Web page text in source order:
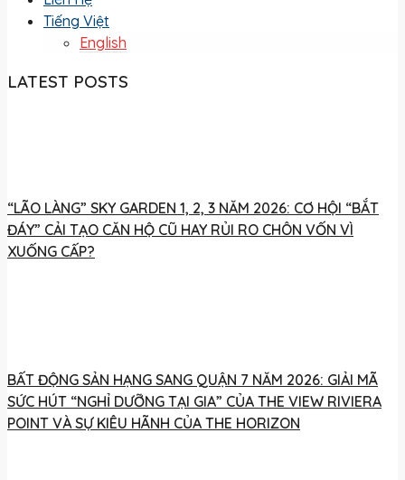
Tiếng Việt
English
LATEST POSTS
“LÃO LÀNG” SKY GARDEN 1, 2, 3 NĂM 2026: CƠ HỘI “BẮT
ĐÁY” CẢI TẠO CĂN HỘ CŨ HAY RỦI RO CHÔN VỐN VÌ
XUỐNG CẤP?
BẤT ĐỘNG SẢN HẠNG SANG QUẬN 7 NĂM 2026: GIẢI MÃ
SỨC HÚT “NGHỈ DƯỠNG TẠI GIA” CỦA THE VIEW RIVIERA
POINT VÀ SỰ KIÊU HÃNH CỦA THE HORIZON